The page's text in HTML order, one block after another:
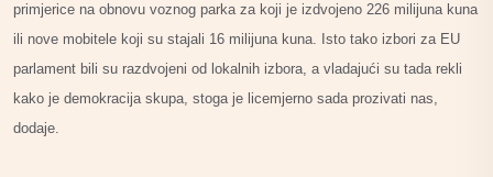
primjerice na obnovu voznog parka za koji je izdvojeno 226 milijuna kuna
ili nove mobitele koji su stajali 16 milijuna kuna. Isto tako izbori za EU
parlament bili su razdvojeni od lokalnih izbora, a vladajući su tada rekli
kako je demokracija skupa, stoga je licemjerno sada prozivati nas,
dodaje.